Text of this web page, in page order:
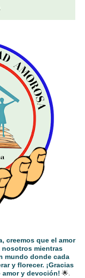
creemos que el amor
nosotros mientras
mundo donde cada
y florecer. ¡Gracias
amor y devoción! 🌟.